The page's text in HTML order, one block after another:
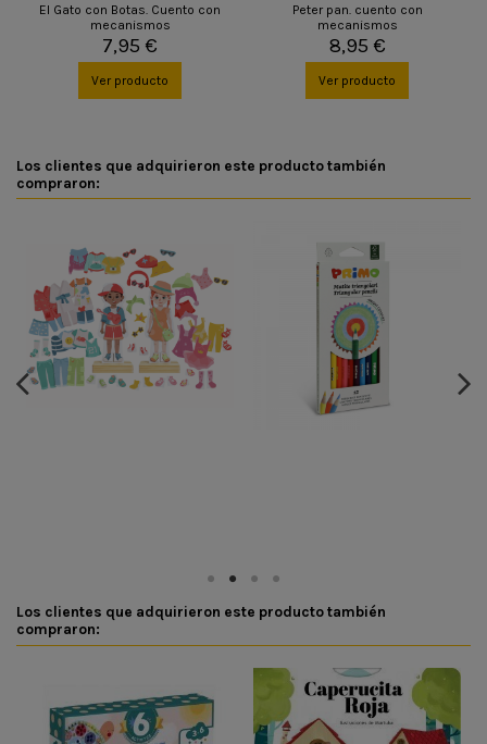
El Gato con Botas. Cuento con
mecanismos
7,95 €
Ver producto
Peter pan. cuento con
mecanismos
8,95 €
Ver producto
Los clientes que adquirieron este producto también
compraron:
Los clientes que adquirieron este producto también
compraron: